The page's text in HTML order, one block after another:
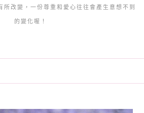
所改變，一份尊重和愛心往往會產生意想不到
的變化喔！